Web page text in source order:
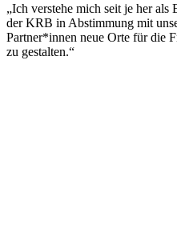
„Ich verstehe mich seit je her
der KRB in Abstimmung mit
Partner*innen neue Orte für die
zu gestalten.“